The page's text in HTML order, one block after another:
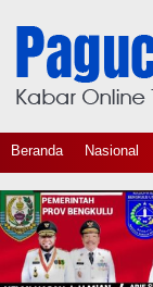
Beranda Nasional